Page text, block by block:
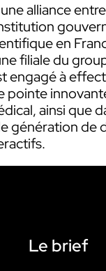
alliance
en
filiale du
engagé à
pointe
ainsi que
génération de
Le brief